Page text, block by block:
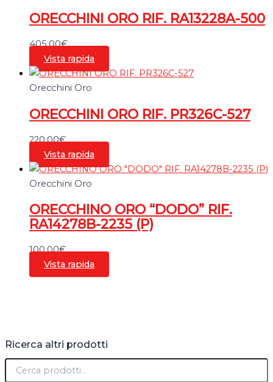
Ricerca altri prodotti
C
ORECCHINI ORO RIF. RA13228A-500
405,00€
Vista rapida
Orecchini Oro
ORECCHINI ORO RIF. PR326C-527
220,00€
Vista rapida
Orecchini Oro
ORECCHINO ORO “DODO” RIF.
RA14278B-2235 (P)
100,00€
Vista rapida